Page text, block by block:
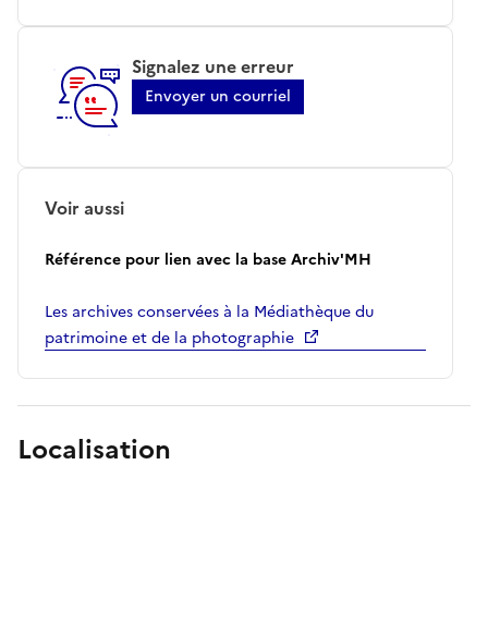
Signalez une erreur
Envoyer un courriel
Voir aussi
Référence pour lien avec la base Archiv'MH
Les archives conservées à la Médiathèque du
patrimoine et de la photographie
Localisation